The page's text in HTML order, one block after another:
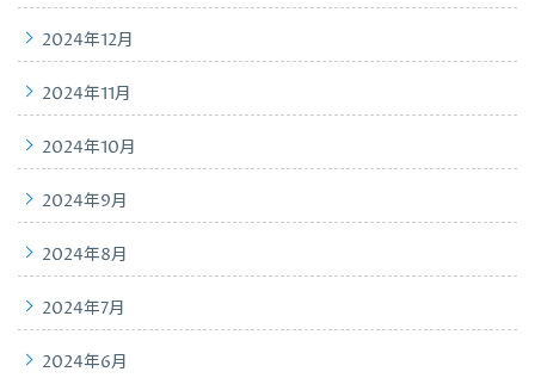
2024年12月
2024年11月
2024年10月
2024年9月
2024年8月
2024年7月
2024年6月